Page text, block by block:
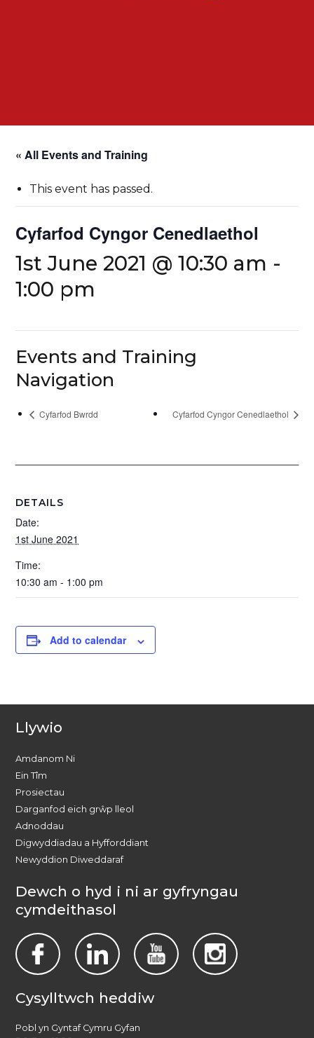
« All Events and Training
This event has passed.
Cyfarfod Cyngor Cenedlaethol
1st June 2021 @ 10:30 am -
1:00 pm
Events and Training
Navigation
Cyfarfod Bwrdd Cyfarfod Cyngor Cenedlaethol
DETAILS
Date:
1st June 2021
Time:
10:30 am - 1:00 pm
Add to calendar
Llywio
Amdanom Ni
Ein Tîm
Prosiectau
Darganfod eich grŵp lleol
Adnoddau
Digwyddiadau a Hyfforddiant
Newyddion Diweddaraf
Dewch o hyd i ni ar gyfryngau
cymdeithasol
Cysylltwch heddiw
Pobl yn Gyntaf Cymru Gyfan